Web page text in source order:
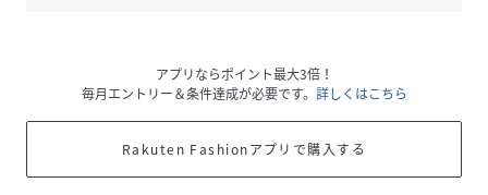
アプリならポイント最大3倍！
毎月エントリー＆条件達成が必要です。 詳しくはこちら
Rakuten Fashionアプリで購入する